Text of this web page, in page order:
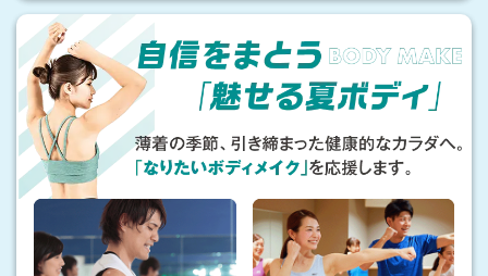
負
け
な
い
健
や
自
信
を
ま
と
う
「
魅